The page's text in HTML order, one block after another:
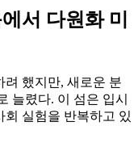
서 다원화 미
려 했지만, 새로운 분
늘렸다. 이 섬은 입시
실험을 반복하고 있